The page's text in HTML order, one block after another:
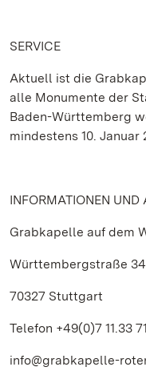
SERVICE
Aktuell ist die
alle Monumente der
Baden-Württemberg
mindestens 10. Januar
INFORMATIONEN UND
Grabkapelle auf dem
Württembergstraße
70327 Stuttgart
Telefon +49(0)7 11.33
info@grabkapelle-